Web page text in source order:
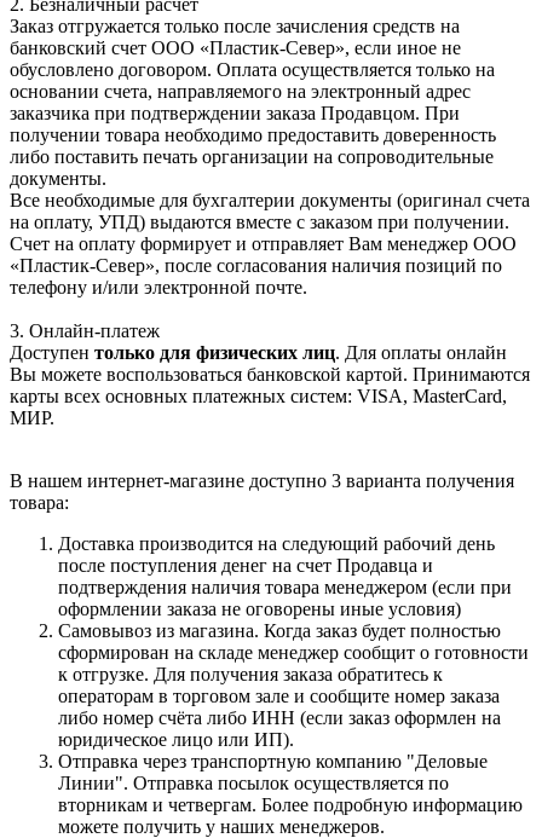
Заказ отгружается только после зачисления средств на
банковский счет ООО «Пластик-Север», если иное не
обусловлено договором. Оплата осуществляется только на
основании счета, направляемого на электронный адрес
заказчика при подтверждении заказа Продавцом. При
получении товара необходимо предоставить доверенность
либо поставить печать организации на сопроводительные
документы.
Все необходимые для бухгалтерии документы (оригинал счета
на оплату, УПД) выдаются вместе с заказом при получении.
Счет на оплату формирует и отправляет Вам менеджер ООО
«Пластик-Север», после согласования наличия позиций по
телефону и/или электронной почте.
3. Онлайн-платеж
Доступен только для физических лиц. Для оплаты онлайн
Вы можете воспользоваться банковской картой. Принимаются
карты всех основных платежных систем: VISA, MasterCard,
МИР.
В нашем интернет-магазине доступно 3 варианта получения
товара:
Доставка производится на следующий рабочий день
после поступления денег на счет Продавца и
подтверждения наличия товара менеджером (если при
оформлении заказа не оговорены иные условия)
Самовывоз из магазина. Когда заказ будет полностью
сформирован на складе менеджер сообщит о готовности
к отгрузке. Для получения заказа обратитесь к
операторам в торговом зале и сообщите номер заказа
либо номер счёта либо ИНН (если заказ оформлен на
юридическое лицо или ИП).
Отправка через транспортную компанию "Деловые
Линии". Отправка посылок осуществляется по
вторникам и четвергам. Более подробную информацию
можете получить у наших менеджеров.